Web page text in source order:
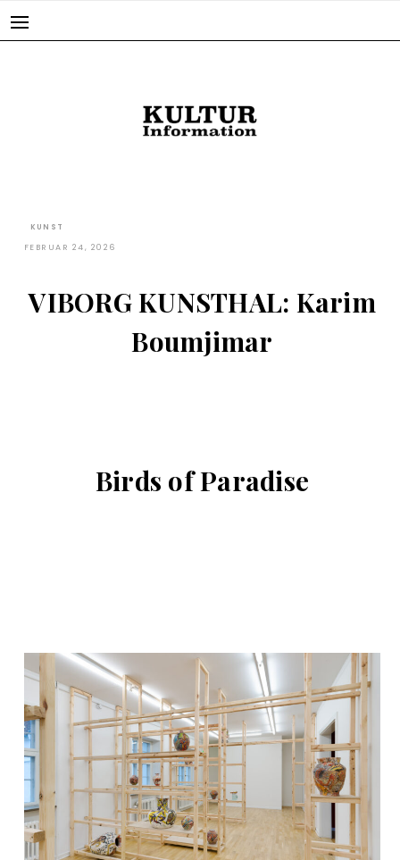
KUNST
FEBRUAR 24, 2026
VIBORG KUNSTHAL: Karim
Boumjimar
Birds of Paradise